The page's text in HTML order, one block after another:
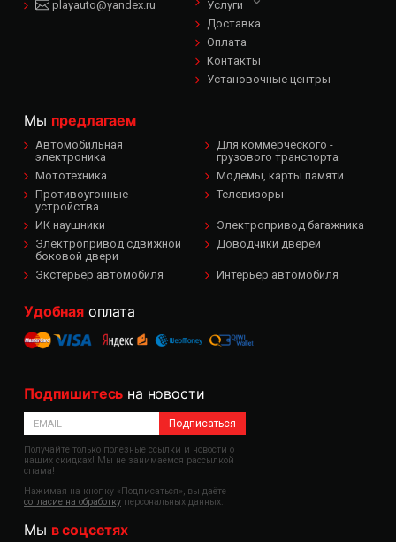
playauto@yandex.ru
Услуги
Доставка
Оплата
Контакты
Установочные центры
Мы предлагаем
Автомобильная
электроника
Для коммерческого -
грузового транспорта
Мототехника
Модемы, карты памяти
Противоугонные
устройства
Телевизоры
ИК наушники
Электропривод багажника
Электропривод сдвижной
боковой двери
Доводчики дверей
Экстерьер автомобиля Интерьер автомобиля
Удобнаяоплата
Подпишитесь на новости
Подписаться
Получайте только полезные ссылки и новости о
наших скидках! Мы не занимаемся рассылкой
спама!
Нажимая на кнопку «Подписаться», вы даёте
согласие на обработку персональных данных.
Мы в соцсетях